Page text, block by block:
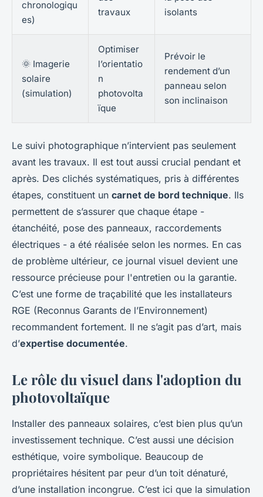
chronologiqu
es)
travaux
isolants
🌞 Imagerie
solaire
(simulation)
Optimiser
l’orientatio
n
photovolta
ïque
Prévoir le
rendement d’un
panneau selon
son inclinaison
Le suivi photographique n’intervient pas seulement
avant les travaux. Il est tout aussi crucial pendant et
après. Des clichés systématiques, pris à différentes
étapes, constituent un carnet de bord technique. Ils
permettent de s’assurer que chaque étape -
étanchéité, pose des panneaux, raccordements
électriques - a été réalisée selon les normes. En cas
de problème ultérieur, ce journal visuel devient une
ressource précieuse pour l'entretien ou la garantie.
C’est une forme de traçabilité que les installateurs
RGE (Reconnus Garants de l’Environnement)
recommandent fortement. Il ne s’agit pas d’art, mais
d’expertise documentée.
Le rôle du visuel dans l'adoption du
photovoltaïque
Installer des panneaux solaires, c’est bien plus qu’un
investissement technique. C’est aussi une décision
esthétique, voire symbolique. Beaucoup de
propriétaires hésitent par peur d’un toit dénaturé,
d’une installation incongrue. C’est ici que la simulation